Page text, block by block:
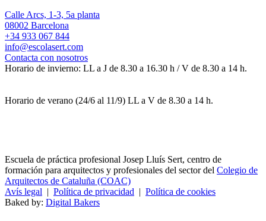
Calle Arcs, 1-3, 5a planta
08002 Barcelona
+34 933 067 844
info@escolasert.com
Contacta con nosotros
Horario de invierno: LL a J de 8.30 a 16.30 h / V de 8.30 a 14 h.
Horario de verano (24/6 al 11/9) LL a V de 8.30 a 14 h.
Escuela de práctica profesional Josep Lluís Sert, centro de
formación para arquitectos y profesionales del sector del Colegio de
Arquitectos de Cataluña (COAC)
Avís legal | Política de privacidad | Política de cookies
Baked by: Digital Bakers